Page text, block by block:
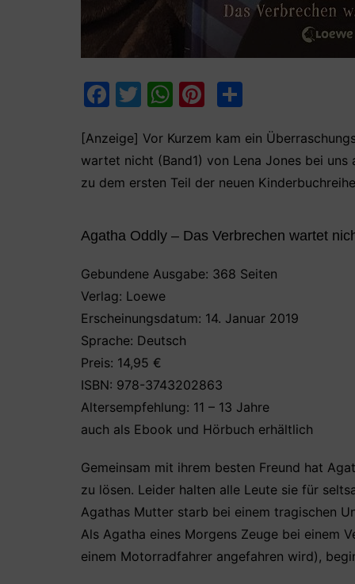
F
c
e
b
o
k
T
itt
er
W
at
s
A
p
Pi
er
e
st
le
n
[Anzeige] Vor Kurzem kam ein
wartet nicht (Band1) von Lena Jones bei uns
zu dem ersten Teil der neuen
Agatha Oddly – Das Verbrechen wartet
Gebundene Ausgabe: 368 Seiten
Verlag: Loewe
Erscheinungsdatum: 14. Januar 2019
Sprache: Deutsch
Preis: 14,95 €
ISBN: 978-3743202863
Altersempfehlung: 11 – 13 Jahre
auch als Ebook und Hörbuch erhältlich
Gemeinsam mit ihrem besten Freund hat
zu lösen. Leider halten alle Leute sie für
Agathas Mutter starb bei einem tragischen
Als Agatha eines Morgens Zeuge bei einem
einem Motorradfahrer angefahren wird),